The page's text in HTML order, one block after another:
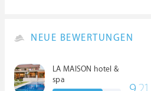
NEUE BEWERTUNGEN
LA MAISON hotel &
spa